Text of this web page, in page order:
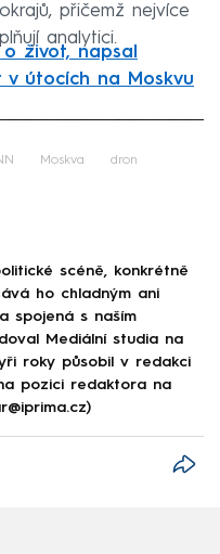
přičemž nejvíce
analytici.
život, napsal
v útocích na Moskvu
Moskva dron
scéně, konkrétně
ho chladným ani
spojená s naším
Mediální studia na
roky působil v redakci
pozici redaktora na